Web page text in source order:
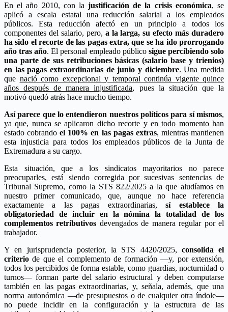
En el año 2010, con lajustificación de la crisis económica, se
aplicó a escala estatal una reducción salarial a los empleados
públicos. Esta reducción afectó en un principio a todos los
componentes del salario, pero, a la larga, su efecto más duradero
ha sido el recorte de las pagas extra, que se ha ido prorrogando
año tras año. El personal empleado público sigue percibiendo solo
una parte de sus retribuciones básicas (salario base y trienios)
en las pagas extraordinarias de junio y diciembre. Una medida
que nació como excepcional y temporal continúa vigente quince
años después de manera injustificada, pues la situación que la
motivó quedó atrás hace mucho tiempo.
Así parece que lo entendieron nuestros políticos para sí mismos,
ya que, nunca se aplicaron dicho recorte y en todo momento han
estado cobrandoel 100% en las pagas extras, mientras mantienen
esta injusticia para todos los empleados públicos de la Junta de
Extremadura a su cargo.
Esta situación, que a los sindicatos mayoritarios no parece
preocuparles, está siendo corregida por sucesivas sentencias de
Tribunal Supremo, como la STS 822/2025 a la que aludíamos en
nuestro primer comunicado, que, aunque no hace referencia
exactamente a las pagas extraordinarias,sí establece la
obligatoriedad de incluir en la nómina la totalidad de los
complementos retributivos devengados de manera regular por el
trabajador.
Y en jurisprudencia posterior, la STS 4420/2025, consolida el
criterio de que el complemento de formación —y, por extensión,
todos los percibidos de forma estable, como guardias, nocturnidad o
turnos— forman parte del salario estructural y deben computarse
también en las pagas extraordinarias, y, señala, además, que una
norma autonómica —de presupuestos o de cualquier otra índole—
no puede incidir en la configuración y la estructura de las